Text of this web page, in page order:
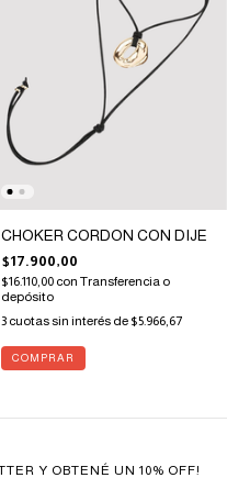
CHOKER CORDON CON DIJE
$17.900,00
$16.110,00 con Transferencia o
depósito
3 cuotas sin interés de $5.966,67
Y OBTENÉ UN 10% OFF!